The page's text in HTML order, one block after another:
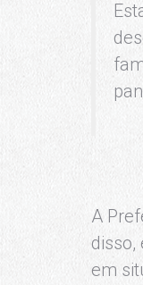
A
disso,
em